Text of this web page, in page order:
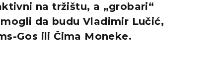
na tržištu, a „grobari“
da budu Vladimir Lučić,
Gos ili Čima Moneke.